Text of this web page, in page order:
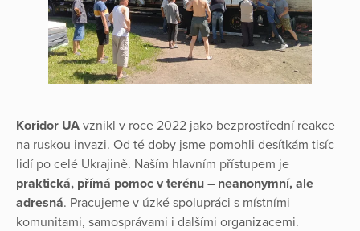
Koridor UA vznikl v roce 2022 jako bezprostřední reakce
na ruskou invazi. Od té doby jsme pomohli desítkám tisíc
lidí po celé Ukrajině. Naším hlavním přístupem je
praktická, přímá pomoc v terénu – neanonymní, ale
adresná. Pracujeme v úzké spolupráci s místními
komunitami, samosprávami i dalšími organizacemi.